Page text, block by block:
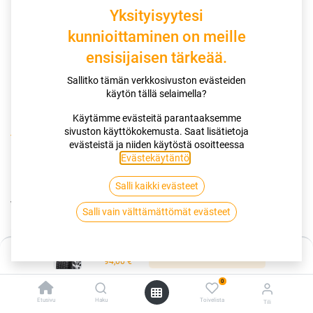
94,00€
Etusivu Haku
0
Toivelista Tili
Kauppa 165/70R14 81T HANKOOK I*CEPT IZ W606
165/70R14 81T HANKOOK I*CEPT IZ
W606
Yksityisyytesi
kunnioittaminen on meille
ensisijaisen tärkeää.
Sallitko tämän verkkosivuston evästeiden
käytön tällä selaimella?
Käytämme evästeitä parantaaksemme
sivuston käyttökokemusta. Saat lisätietoja
evästeistä ja niiden käytöstä osoitteessa
Evästekäytäntö
Salli kaikki evästeet
Salli vain välttämättömät evästeet